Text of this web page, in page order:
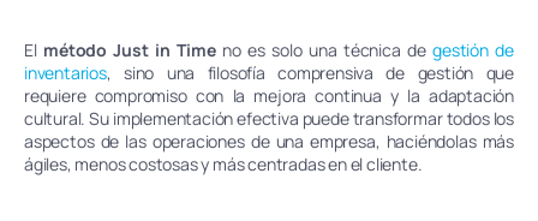
El método Just in Timeno es solo una técnica degestión de
inventarios, sino una filosofía comprensiva de gestión que
requiere compromiso con la mejora continua y la adaptación
cultural. Su implementación efectiva puede transformar todos los
aspectos de las operaciones de una empresa, haciéndolas más
ágiles, menos costosas y más centradas en el cliente.